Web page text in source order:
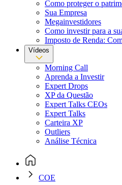
Como proteger o
Sua Empresa
Megainvestidores
Como investir para a
Imposto de Renda:
Vídeos
Morning Call
Aprenda a Investir
Expert Drops
XP da Questão
Expert Talks CEOs
Expert Talks
Carteira XP
Outliers
Análise Técnica
COE